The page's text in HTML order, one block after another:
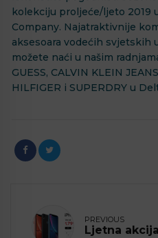
kolekciju proljeće/ljeto 2019
Company. Najatraktivnije
aksesoara vodećih svjetskih
možete naći u našim
GUESS, CALVIN KLEIN
HILFIGER i SUPERDRY u
PREVIOUS
Ljetna